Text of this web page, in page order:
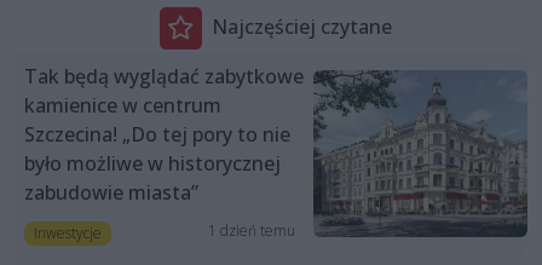
Najczęściej czytane
Tak będą wyglądać zabytkowe
kamienice w centrum
Szczecina! „Do tej pory to nie
było możliwe w historycznej
zabudowie miasta”
Inwestycje 1 dzień temu